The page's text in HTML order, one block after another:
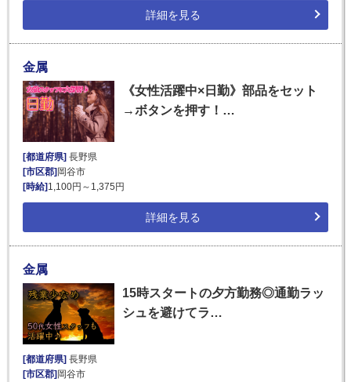
詳細を見る
金属
《女性活躍中×日勤》部品をセット
→ボタンを押す！…
[都道府県]長野県
[市区郡]岡谷市
[時給]1,100円～1,375円
詳細を見る
金属
15時スタートの夕方勤務◎通勤ラッ
シュを避けてラ…
[都道府県]長野県
[市区郡]岡谷市